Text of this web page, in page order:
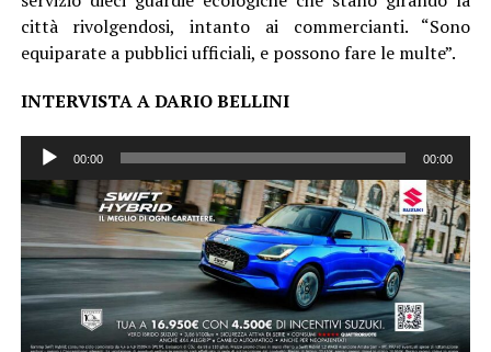
città rivolgendosi, intanto ai commercianti. “Sono
equiparate a pubblici ufficiali, e possono fare le multe”.
INTERVISTA A DARIO BELLINI
Audio
00:00 00:00